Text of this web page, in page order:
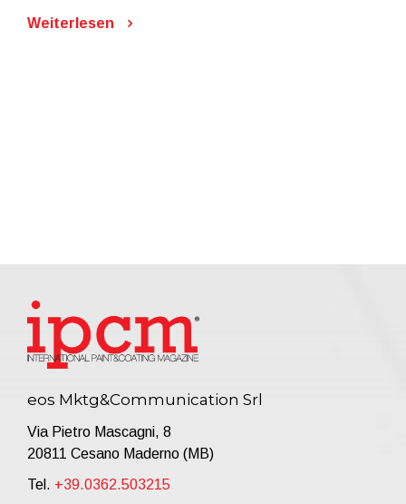
Weiterlesen
eos Mktg&Communication Srl
Via Pietro Mascagni, 8
20811 Cesano Maderno (MB)
Tel. +39.0362.503215